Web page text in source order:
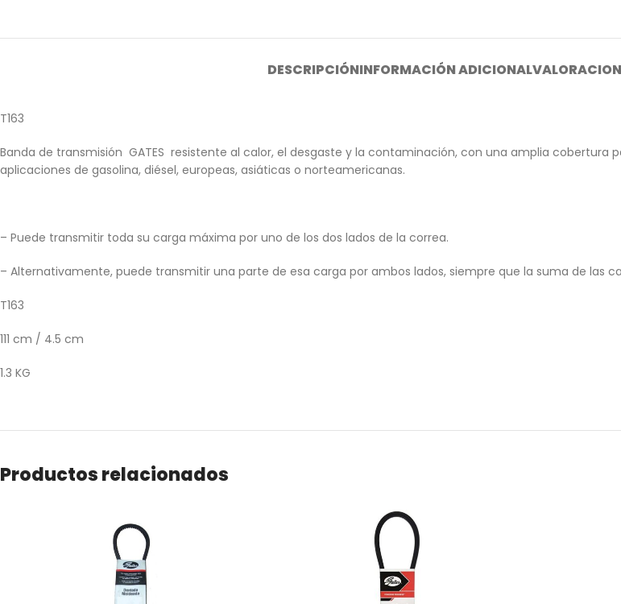
DESCRIPCIÓNINFORMACIÓN ADICIONAL
T163
Banda de transmisión GATES resistente al calor, el desgaste y la contaminación, con una amplia
aplicaciones de gasolina, diésel, europeas, asiáticas o norteamericanas.
– Puede transmitir toda su carga máxima por uno de los dos lados de la correa.
– Alternativamente, puede transmitir una parte de esa carga por ambos lados, siempre que la suma de las
T163
111 cm / 4.5 cm
1.3 KG
Productos relacionados